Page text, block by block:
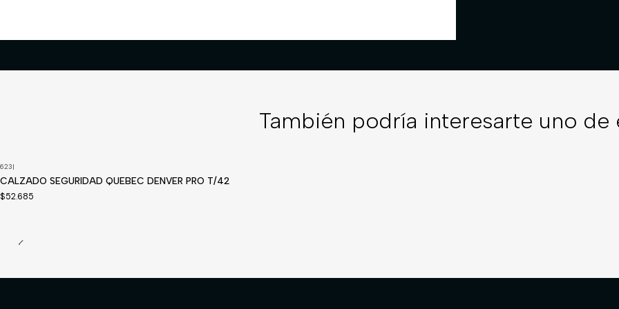
También podría interesarte uno de
623|
CALZADO SEGURIDAD QUEBEC DENVER PRO T/42
$52.685